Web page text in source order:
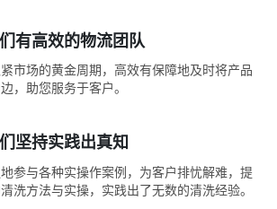
有高效的物流团队
市场的黄金周期，高效有保障地及时将产品
，助您服务于客户。
坚持实践出真知
参与各种实操作案例，为客户排忧解难，提
洗方法与实操，实践出了无数的清洗经验。